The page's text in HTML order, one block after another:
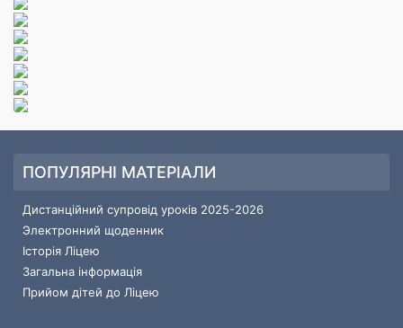
ПОПУЛЯРНІ МАТЕРІАЛИ
Дистанційний супровід уроків 2025-2026
Электронний щоденник
Історія Ліцею
Загальна інформація
Прийом дітей до Ліцею